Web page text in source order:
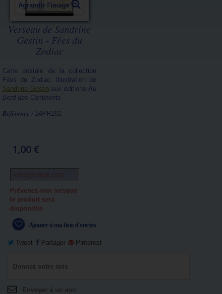
Agrandir l'image
Verseau de Sandrine
Gestin - Fées du
Zodiac
Carte postale de la collection
Fées du Zodiac. Illustration de
Sandrine Gestin aux éditions Au
Bord des Continents
Référence : 24PR202
1,00 €
Prévenez-moi lorsque
le produit sera
disponible
Ajouter à ma liste d'envies
Tweet Partager Pinterest
Donnez votre avis
Envoyer à un ami